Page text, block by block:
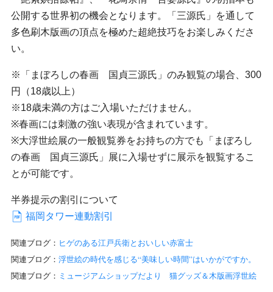
公開する世界初の機会となります。「三源氏」を通して
多色刷木版画の頂点を極めた超絶技巧をお楽しみくださ
い。
※「まぼろしの春画 国貞三源氏」のみ観覧の場合、300
円（18歳以上）
※18歳未満の方はご入場いただけません。
※春画には刺激の強い表現が含まれています。
※大浮世絵展の一般観覧券をお持ちの方でも「まぼろし
の春画 国貞三源氏」展に入場せずに展示を観覧するこ
とが可能です。
半券提示の割引について
福岡タワー連動割引
関連ブログ： ヒゲのある江戸兵衛とおいしい赤富士
関連ブログ： 浮世絵の時代を感じる“美味しい時間”はいかがですか。
関連ブログ： ミュージアムショップだより 猫グッズ＆木版画浮世絵